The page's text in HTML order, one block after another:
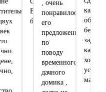
Вам
большое
, очень
понравилось
его
предложение
по
поводу
временного
дачного
домика ,
как
без